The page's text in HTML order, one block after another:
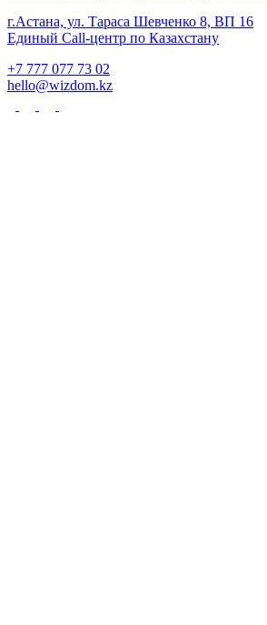
г.Астана, ул. Тараса Шевченко 8, ВП 16
Единый Call-центр по Казахстану
+7 777 077 73 02
hello@wizdom.kz